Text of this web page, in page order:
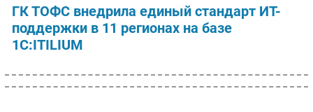
ГК ТОФС внедрила единый стандарт ИТ-
поддержки в 11 регионах на базе
1С:ITILIUM